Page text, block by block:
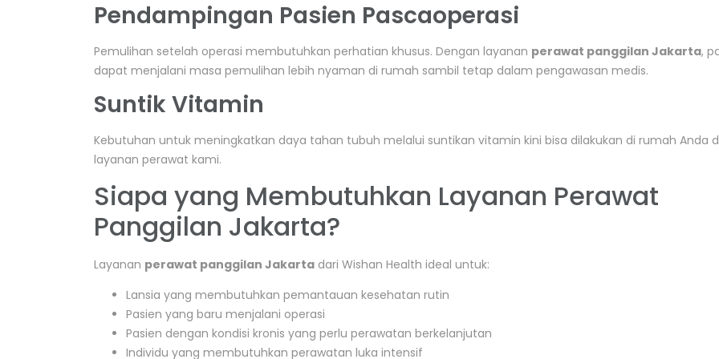
Pendampingan Pasien Pascaoperasi
Pemulihan setelah operasi membutuhkan perhatian khusus. Dengan layanan perawat panggilan Jakarta,
dapat menjalani masa pemulihan lebih nyaman di rumah sambil tetap dalam pengawasan medis.
Suntik Vitamin
Kebutuhan untuk meningkatkan daya tahan tubuh melalui suntikan vitamin kini bisa dilakukan di rumah Anda
layanan perawat kami.
Siapa yang Membutuhkan Layanan Perawat
Panggilan Jakarta?
Layanan perawat panggilan Jakarta dari Wishan Health ideal untuk:
Lansia yang membutuhkan pemantauan kesehatan rutin
Pasien yang baru menjalani operasi
Pasien dengan kondisi kronis yang perlu perawatan berkelanjutan
Individu yang membutuhkan perawatan luka intensif